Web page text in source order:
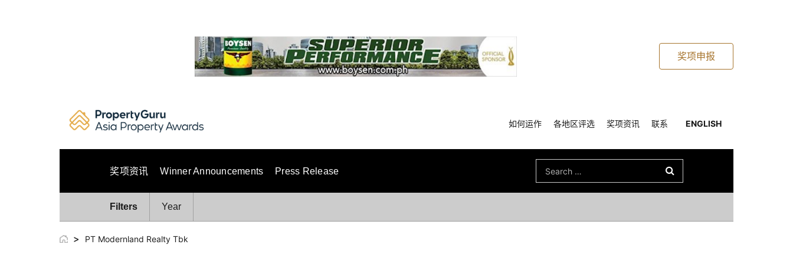
奖项申报
如何运作 各地区评选 奖项资讯 联系 ENGLISH
奖项资讯 Winner Announcements Press Release
Search
for:
Filters Year
> PT Modernland Realty Tbk